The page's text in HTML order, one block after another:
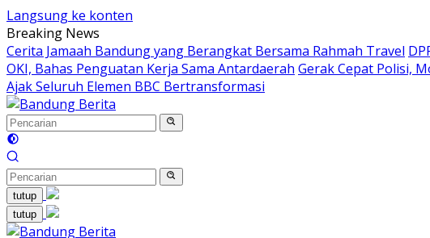
Langsung ke konten
Breaking News
Cerita Jamaah Bandung yang Berangkat Bersama Rahmah Travel
OKI, Bahas Penguatan Kerja Sama Antardaerah Gerak Cepat Polisi,
Ajak Seluruh Elemen BBC Bertransformasi
tutup
tutup